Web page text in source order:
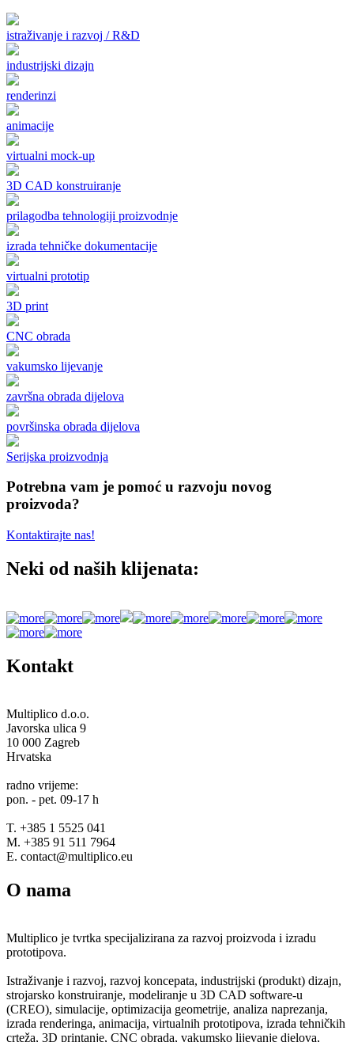
istraživanje i razvoj / R&D
industrijski dizajn
renderinzi
animacije
virtualni mock-up
3D CAD konstruiranje
prilagodba tehnologiji proizvodnje
izrada tehničke dokumentacije
virtualni prototip
3D print
CNC obrada
vakumsko lijevanje
završna obrada dijelova
površinska obrada dijelova
Serijska proizvodnja
Potrebna vam je pomoć u razvoju novog
proizvoda?
Kontaktirajte nas!
Neki od naših klijenata:
Kontakt
Multiplico d.o.o.
Javorska ulica 9
10 000 Zagreb
Hrvatska
radno vrijeme:
pon. - pet. 09-17 h
T. +385 1 5525 041
M. +385 91 511 7964
E. contact@multiplico.eu
O nama
Multiplico je tvrtka specijalizirana za razvoj proizvoda i izradu
prototipova.
Istraživanje i razvoj, razvoj koncepata, industrijski (produkt) dizajn,
strojarsko konstruiranje, modeliranje u 3D CAD software-u
(CREO), simulacije, optimizacija geometrije, analiza naprezanja,
izrada renderinga, animacija, virtualnih prototipova, izrada tehničkih
crteža, 3D printanje, CNC obrada, vakumsko lijevanje djelova,